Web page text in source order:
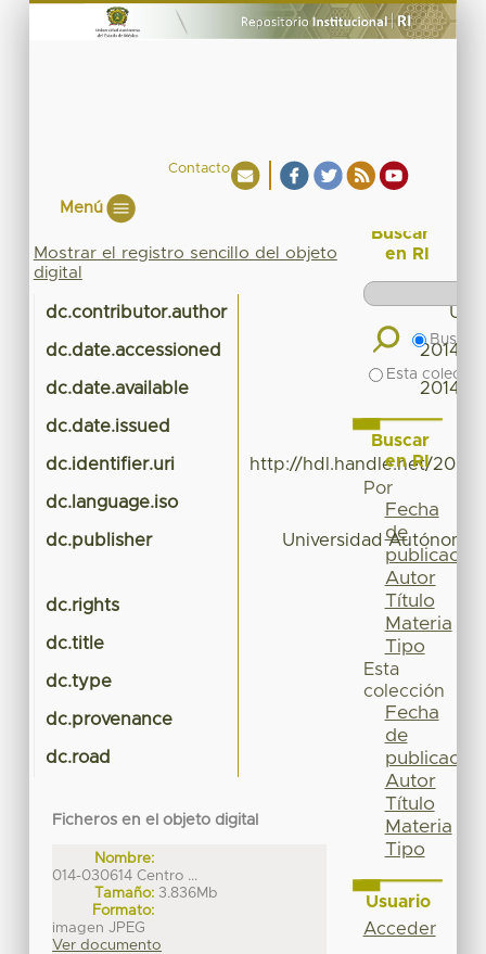
Contacto
Menú
Mostrar el registro sencillo del objeto
digital
dc.contributor.author
dc.date.accessioned 2014-
dc.date.available 2014-
dc.date.issued
dc.identifier.uri http://hdl.handle.net/
dc.language.iso
dc.publisher Universidad Autónoma
dc.rights
dc.title
dc.type
dc.provenance
dc.road
Ficheros en el objeto digital
Nombre:
014-030614 Centro ...
Tamaño: 3.836Mb
Formato:
imagen JPEG
Ver documento
Buscar
en RI
Buscar
Esta
Buscar
en RI
Por
Fecha
de
publicación
Autor
Título
Materia
Tipo
Esta
colección
Fecha
de
publicación
Autor
Título
Materia
Tipo
Usuario
Acceder